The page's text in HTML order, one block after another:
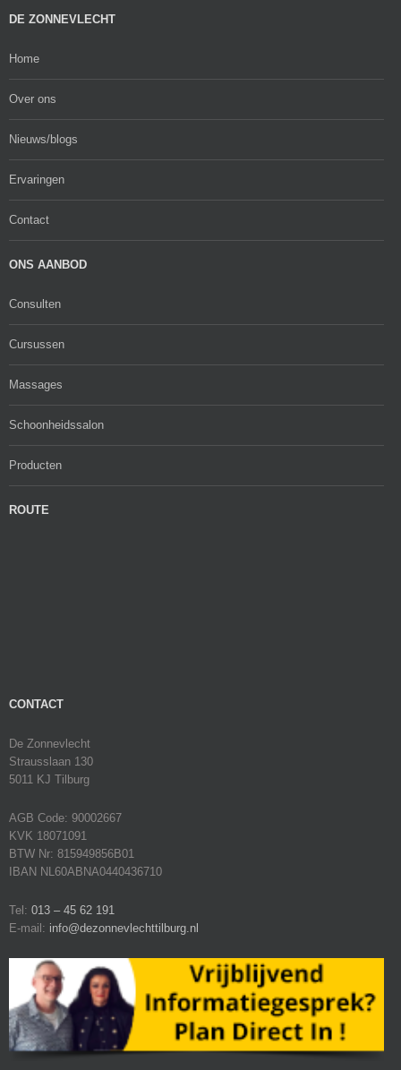
DE ZONNEVLECHT
Home
Over ons
Nieuws/blogs
Ervaringen
Contact
ONS AANBOD
Consulten
Cursussen
Massages
Schoonheidssalon
Producten
ROUTE
CONTACT
De Zonnevlecht
Strausslaan 130
5011 KJ Tilburg
AGB Code: 90002667
KVK 18071091
BTW Nr: 815949856B01
IBAN NL60ABNA0440436710
Tel: 013 – 45 62 191
E-mail: info@dezonnevlechttilburg.nl